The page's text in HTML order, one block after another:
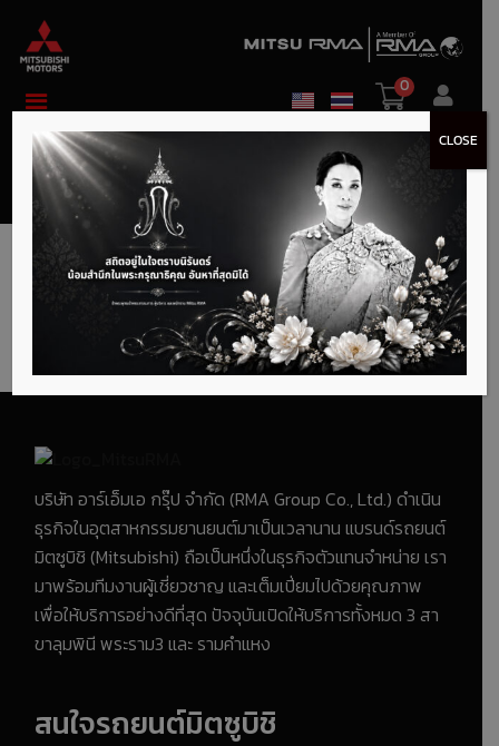
0
ข่าวสาร & บทความ
บริษัท อาร์เอ็มเอ กรุ๊ป จำกัด (RMA Group Co., Ltd.) ดำเนิน
ธุรกิจในอุตสาหกรรมยานยนต์มาเป็นเวลานาน แบรนด์รถยนต์
มิตซูบิชิ (Mitsubishi) ถือเป็นหนึ่งในธุรกิจตัวแทนจำหน่าย เรา
มาพร้อมทีมงานผู้เชี่ยวชาญ และเต็มเปี่ยมไปด้วยคุณภาพ
เพื่อให้บริการอย่างดีที่สุด ปัจจุบันเปิดให้บริการทั้งหมด 3 สา
ขาลุมพินี พระราม3 และ รามคำแหง
สนใจรถยนต์มิตซูบิชิ
CLOSE